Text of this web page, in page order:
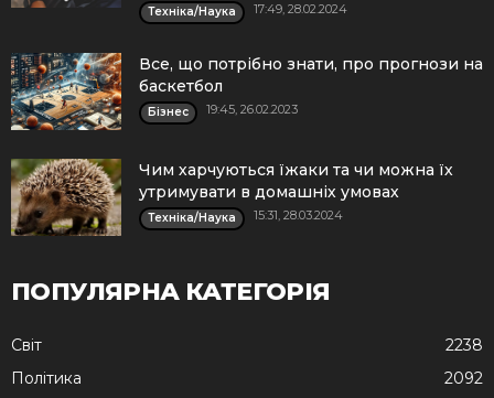
Техніка/Наука 17:49, 28.02.2024
Все, що потрібно знати, про прогнози на
баскетбол
Бізнес 19:45, 26.02.2023
Чим харчуються їжаки та чи можна їх
утримувати в домашніх умовах
Техніка/Наука 15:31, 28.03.2024
ПОПУЛЯРНА КАТЕГОРІЯ
Cвіт
2238
Політика
2092